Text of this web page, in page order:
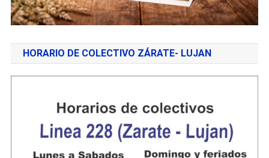
HORARIO DE COLECTIVO ZÁRATE- LUJAN